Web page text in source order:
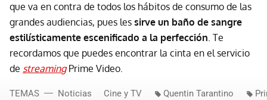
que va en contra de todos los hábitos de consumo de las
grandes audiencias, pues les sirve un baño de sangre
estilísticamente escenificado a la perfección. Te
recordamos que puedes encontrar la cinta en el servicio
de streamingPrime Video.
TEMAS Noticias Cine y TV Quentin Tarantino